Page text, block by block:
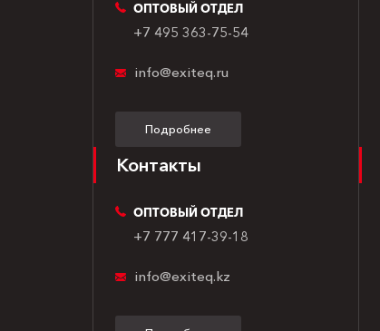
ОПТОВЫЙ ОТДЕЛ
+7 495 363-75-54
info@exiteq.ru
Подробнее
Контакты
ОПТОВЫЙ ОТДЕЛ
+7 777 417-39-18
info@exiteq.kz